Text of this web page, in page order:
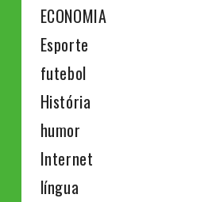
ECONOMIA
Esporte
futebol
História
humor
Internet
língua